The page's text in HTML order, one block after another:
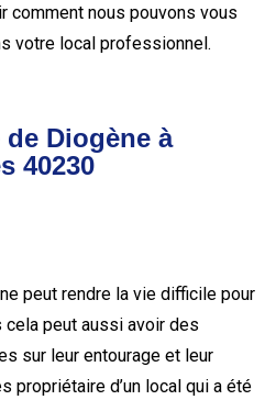
comment nous pouvons vous
votre local professionnel.
Diogène à
40230
peut rendre la vie difficile pour
peut aussi avoir des
sur leur entourage et leur
propriétaire d’un local qui a été